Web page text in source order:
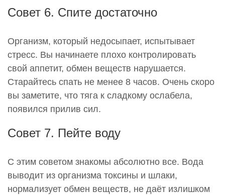
Совет 6. Спите достаточно
Организм, который недосыпает, испытывает
стресс. Вы начинаете плохо контролировать
свой аппетит, обмен веществ нарушается.
Старайтесь спать не менее 8 часов. Очень скоро
вы заметите, что тяга к сладкому ослабела,
появился прилив сил.
Совет 7. Пейте воду
С этим советом знакомы абсолютно все. Вода
выводит из организма токсины и шлаки,
нормализует обмен веществ, не даёт излишком